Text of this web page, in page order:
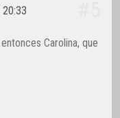
Carolina, que